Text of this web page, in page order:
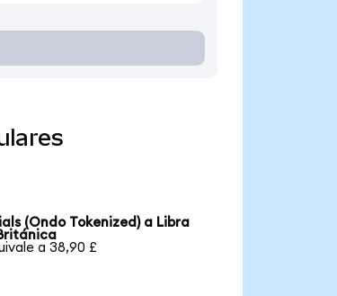
(Ondo Tokenized) a Libra
a 38,90 £